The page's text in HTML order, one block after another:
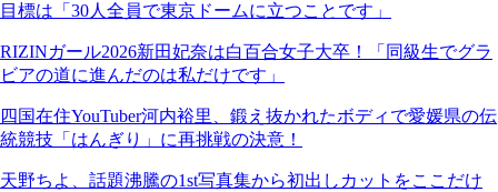
目標は「30人全員で東京ドームに立つことです」
RIZINガール2026新田妃奈は白百合女子大卒！「同級生でグラ
ビアの道に進んだのは私だけです」
四国在住YouTuber河内裕里、鍛え抜かれたボディで愛媛県の伝
統競技「はんぎり」に再挑戦の決意！
天野ちよ、話題沸騰の1st写真集から初出しカットをここだけ